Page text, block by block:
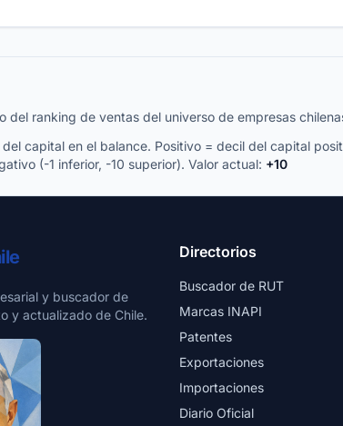
del ranking de ventas del universo de empresas
del capital en el balance. Positivo = decil del capital
(-1 inferior, -10 superior). Valor actual: +10
y buscador de
y actualizado de Chile.
Directorios
Buscador de RUT
Marcas INAPI
Patentes
Exportaciones
Importaciones
Diario Oficial